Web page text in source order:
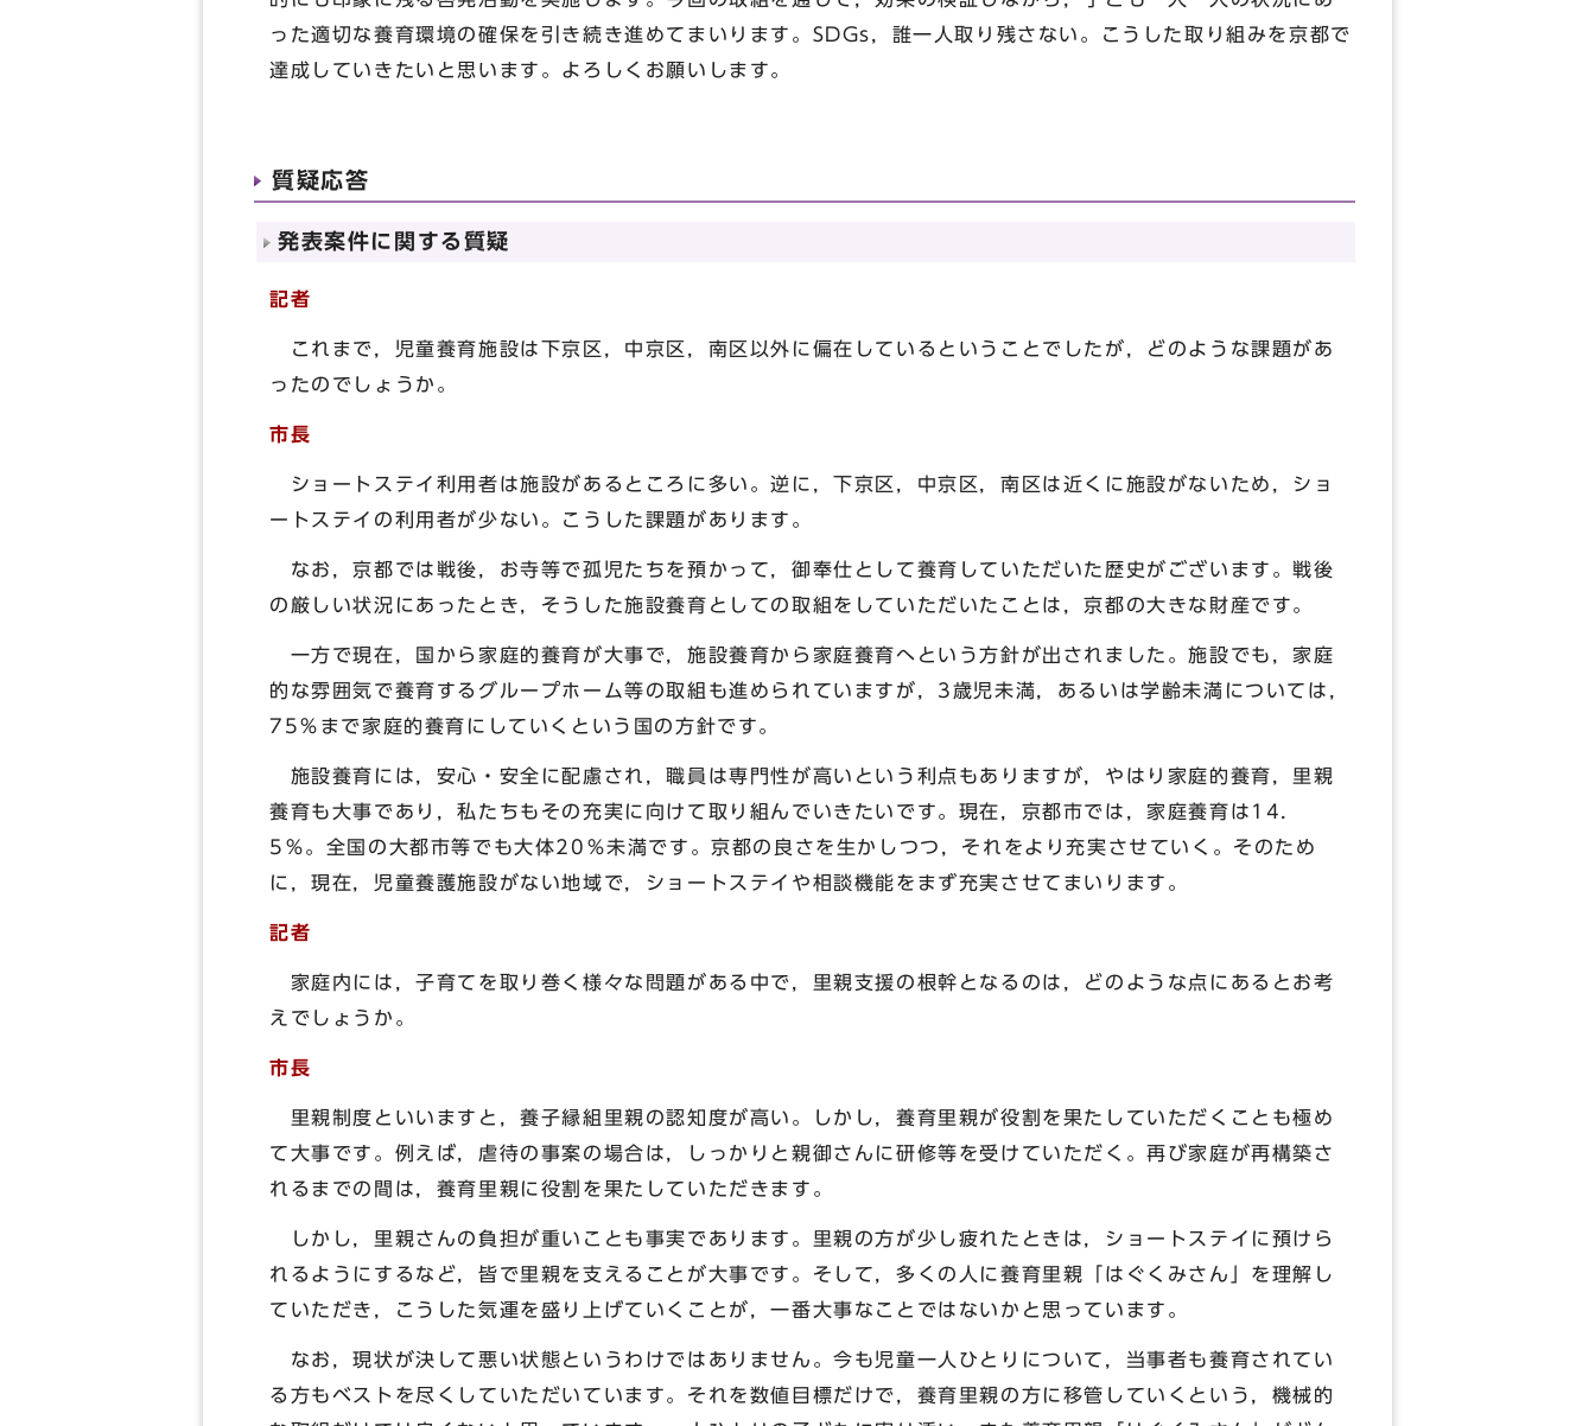
った適切な養育環境の確保を引き続き進めてまいります。SDGs，誰一人取り残さない。こうした取り組みを京都で
達成していきたいと思います。よろしくお願いします。
質疑応答
発表案件に関する質疑
記者
これまで，児童養育施設は下京区，中京区，南区以外に偏在しているということでしたが，どのような課題があ
ったのでしょうか。
市長
ショートステイ利用者は施設があるところに多い。逆に，下京区，中京区，南区は近くに施設がないため，ショ
ートステイの利用者が少ない。こうした課題があります。
なお，京都では戦後，お寺等で孤児たちを預かって，御奉仕として養育していただいた歴史がございます。戦後
の厳しい状況にあったとき，そうした施設養育としての取組をしていただいたことは，京都の大きな財産です。
一方で現在，国から家庭的養育が大事で，施設養育から家庭養育へという方針が出されました。施設でも，家庭
的な雰囲気で養育するグループホーム等の取組も進められていますが，3歳児未満，あるいは学齢未満については，
75％まで家庭的養育にしていくという国の方針です。
施設養育には，安心・安全に配慮され，職員は専門性が高いという利点もありますが，やはり家庭的養育，里親
養育も大事であり，私たちもその充実に向けて取り組んでいきたいです。現在，京都市では，家庭養育は14．
5％。全国の大都市等でも大体20％未満です。京都の良さを生かしつつ，それをより充実させていく。そのため
に，現在，児童養護施設がない地域で，ショートステイや相談機能をまず充実させてまいります。
記者
家庭内には，子育てを取り巻く様々な問題がある中で，里親支援の根幹となるのは，どのような点にあるとお考
えでしょうか。
市長
里親制度といいますと，養子縁組里親の認知度が高い。しかし，養育里親が役割を果たしていただくことも極め
て大事です。例えば，虐待の事案の場合は，しっかりと親御さんに研修等を受けていただく。再び家庭が再構築さ
れるまでの間は，養育里親に役割を果たしていただきます。
しかし，里親さんの負担が重いことも事実であります。里親の方が少し疲れたときは，ショートステイに預けら
れるようにするなど，皆で里親を支えることが大事です。そして，多くの人に養育里親「はぐくみさん」を理解し
ていただき，こうした気運を盛り上げていくことが，一番大事なことではないかと思っています。
なお，現状が決して悪い状態というわけではありません。今も児童一人ひとりについて，当事者も養育されてい
る方もベストを尽くしていただいています。それを数値目標だけで，養育里親の方に移管していくという，機械的